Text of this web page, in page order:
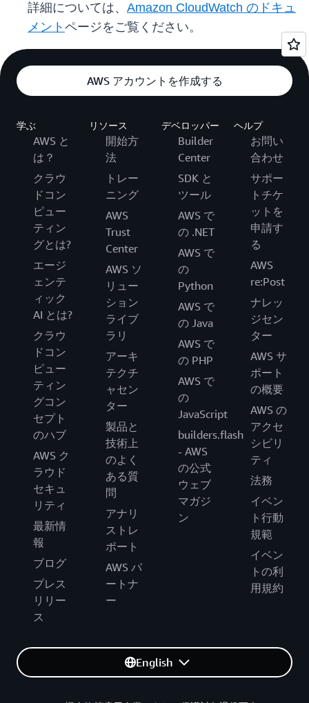
詳細については、 Amazon CloudWatch のドキュ
メント ページをご覧ください。
AWS アカウントを作成する
学ぶ
AWS と
は？
クラウ
ドコン
ピュー
ティン
グとは?
エージ
ェンテ
ィック
AI とは?
クラウ
ドコン
ピュー
ティン
グコン
セプト
のハブ
AWS ク
ラウド
セキュ
リティ
最新情
報
ブログ
プレス
リリー
ス
リソース
開始方
法
トレー
ニング
AWS
Trust
Center
AWS ソ
リュー
ション
ライブ
ラリ
アーキ
テクチ
ャセン
ター
製品と
技術上
のよく
ある質
問
アナリ
ストレ
ポート
AWS パ
ートナ
ー
デベロッパー
Builder
Center
SDK と
ツール
AWS で
の .NET
AWS で
の
Python
AWS で
の Java
AWS で
の PHP
AWS で
の
JavaScript
builders.flash
- AWS
の公式
ウェブ
マガジ
ン
ヘルプ
お問い
合わせ
サポー
トチケ
ットを
申請す
る
AWS
re:Post
ナレッ
ジセン
ター
AWS サ
ポート
の概要
AWS の
アクセ
シビリ
ティ
法務
イベン
ト行動
規範
イベン
トの利
用規約
English